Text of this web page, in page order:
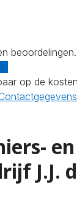
beoordelingen.
op de
en
J.J.